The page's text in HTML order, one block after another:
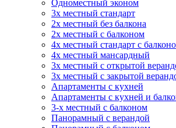
Одноместный эконом
3х местный стандарт
2х местный без балкона
2х местный с балконом
4х местный стандарт с
4х местный мансардный
3х местный с открытой
3х местный с закрытой
Апартаменты с кухней
Апартаменты с кухней и
3-х местный с балконом
Панорамный с верандой